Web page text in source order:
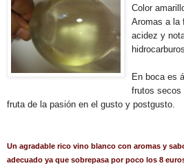
Color
Aromas a la
acidez y
hidrocarb
En boca es
frutos secos
fruta de la pasión en el gusto y postgusto.
Un agradable rico vino blanco con aromas y
adecuado ya que sobrepasa por poco los 8